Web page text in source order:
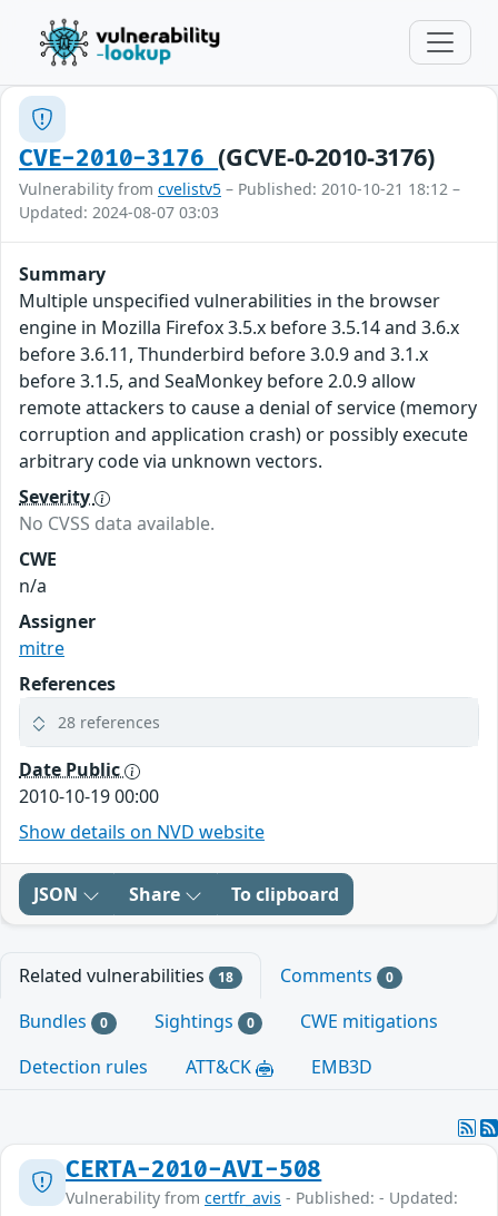
CVE-2010-3176(GCVE-0-2010-3176)
Vulnerability from cvelistv5 – Published: 2010-10-21 18:12 –
Updated: 2024-08-07 03:03
Summary
Multiple unspecified vulnerabilities in the browser
engine in Mozilla Firefox 3.5.x before 3.5.14 and 3.6.x
before 3.6.11, Thunderbird before 3.0.9 and 3.1.x
before 3.1.5, and SeaMonkey before 2.0.9 allow
remote attackers to cause a denial of service (memory
corruption and application crash) or possibly execute
arbitrary code via unknown vectors.
Severity
No CVSS data available.
CWE
n/a
Assigner
mitre
References
28 references
Date Public
2010-10-19 00:00
Show details on NVD website
JSON Share To clipboard
Related vulnerabilities 18 Comments 0
Bundles 0 Sightings 0
CWE mitigations
Detection rules
ATT&CK EMB3D
CERTA-2010-AVI-508
Vulnerability from certfr_avis - Published: - Updated: